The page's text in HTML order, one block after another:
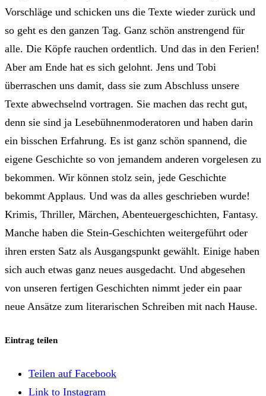
Vorschläge und schicken uns die Texte wieder zurück und
so geht es den ganzen Tag. Ganz schön anstrengend für
alle. Die Köpfe rauchen ordentlich. Und das in den Ferien!
Aber am Ende hat es sich gelohnt. Jens und Tobi
überraschen uns damit, dass sie zum Abschluss unsere
Texte abwechselnd vortragen. Sie machen das recht gut,
denn sie sind ja Lesebühnenmoderatoren und haben darin
ein bisschen Erfahrung. Es ist ganz schön spannend, die
eigene Geschichte so von jemandem anderen vorgelesen zu
bekommen. Wir können stolz sein, jede Geschichte
bekommt Applaus. Und was da alles geschrieben wurde!
Krimis, Thriller, Märchen, Abenteuergeschichten, Fantasy.
Manche haben die Stein-Geschichten weitergeführt oder
ihren ersten Satz als Ausgangspunkt gewählt. Einige haben
sich auch etwas ganz neues ausgedacht. Und abgesehen
von unseren fertigen Geschichten nimmt jeder ein paar
neue Ansätze zum literarischen Schreiben mit nach Hause.
Eintrag teilen
Teilen auf Facebook
Link to Instagram